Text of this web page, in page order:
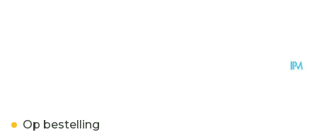
Op bestelling